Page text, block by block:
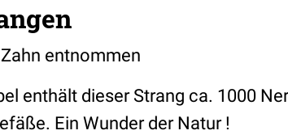
entnommen
enthält dieser Strang ca. 1000
Ein Wunder der Natur !